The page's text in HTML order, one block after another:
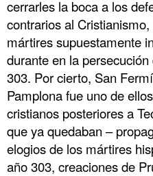
cerrarles la boca a los
contrarios al
mártires supuestamente
durante en la
303. Por cierto, San
Pamplona fue uno de
cristianos posteriores a
que ya quedaban –
elogios de los mártires
año 303, creaciones de